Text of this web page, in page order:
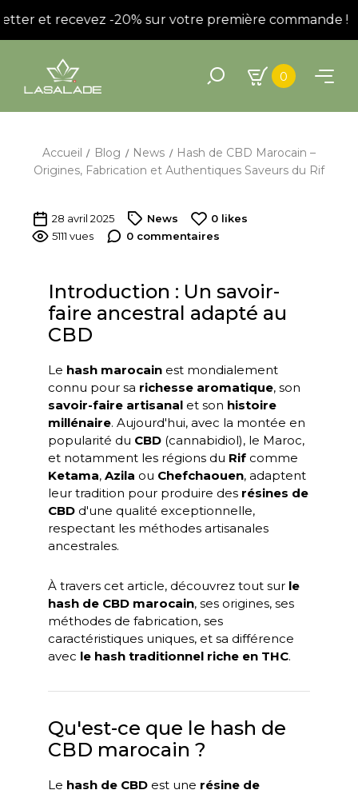
et recevez -20% sur votre première commande !
0
Accueil Blog News
Hash de CBD Marocain –
Origines, Fabrication et Authentiques Saveurs du Rif
28 avril 2025 News 0 likes
5111 vues
0 commentaires
Introduction : Un savoir-
faire ancestral adapté au
CBD
Le hash marocain est mondialement
connu pour sa richesse aromatique, son
savoir-faire artisanal et son histoire
millénaire. Aujourd'hui, avec la montée en
popularité du CBD (cannabidiol), le Maroc,
et notamment les régions du Rif comme
Ketama, Azila ou Chefchaouen, adaptent
leur tradition pour produire des résines de
CBD d'une qualité exceptionnelle,
respectant les méthodes artisanales
ancestrales.
À travers cet article, découvrez tout sur le
hash de CBD marocain, ses origines, ses
méthodes de fabrication, ses
caractéristiques uniques, et sa différence
avec le hash traditionnel riche en THC.
Qu'est-ce que le hash de
CBD marocain ?
Le hash de CBD est une résine de